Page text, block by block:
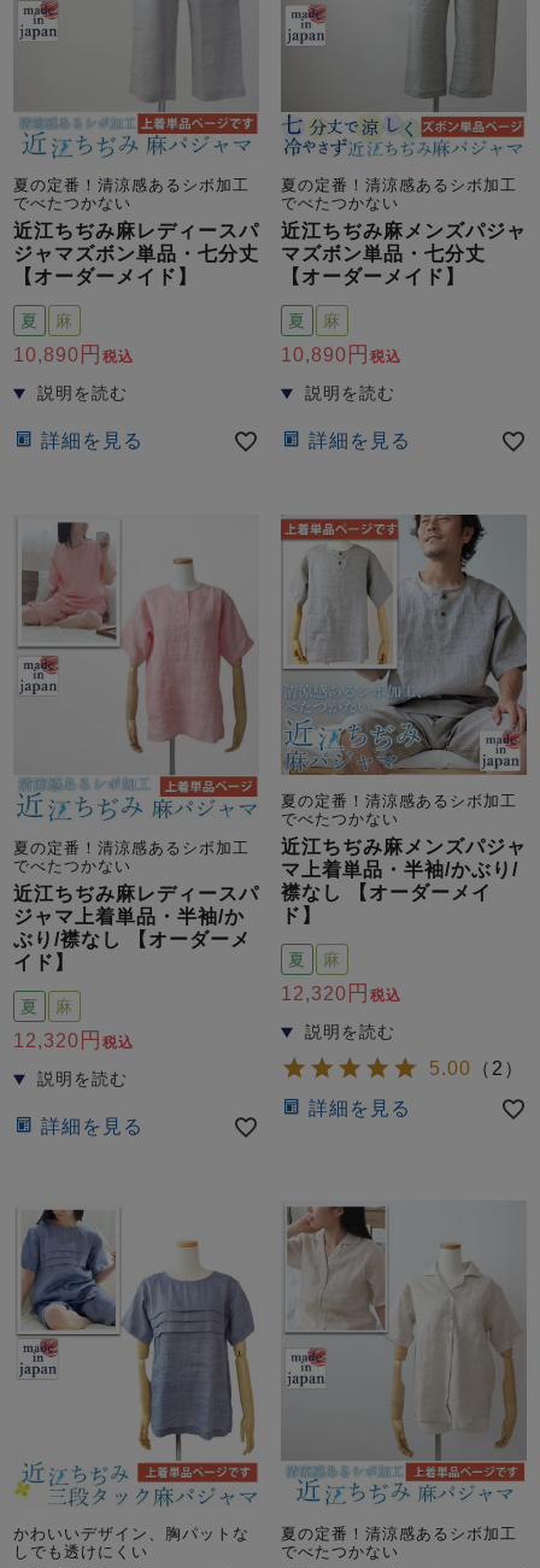
夏の定番！清涼感あるシボ加工
でべたつかない
近江ちぢみ麻レディースパ
ジャマズボン単品・七分丈
【オーダーメイド】
夏 麻
10,890 税込
詳細を見る
夏の定番！清涼感あるシボ加工
でべたつかない
近江ちぢみ麻メンズパジャ
マズボン単品・七分丈
【オーダーメイド】
夏 麻
10,890 税込
詳細を見る
夏の定番！清涼感あるシボ加工
でべたつかない
近江ちぢみ麻レディースパ
ジャマ上着単品・半袖/か
ぶり/襟なし 【オーダーメ
イド】
夏 麻
12,320 税込
詳細を見る
夏の定番！清涼感あるシボ加工
でべたつかない
近江ちぢみ麻メンズパジャ
マ上着単品・半袖/かぶり/
襟なし 【オーダーメイ
ド】
夏 麻
12,320 税込
5.00 （ 2 ）
詳細を見る
かわいいデザイン、胸パットな
しでも透けにくい
夏の定番！清涼感あるシボ加工
でべたつかない